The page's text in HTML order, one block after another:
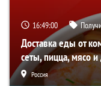
16:48:59
Доставка еды от
сеты, пицца, мясо и
Россия